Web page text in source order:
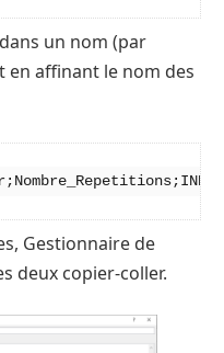
un nom (par
en affinant le nom des
Gestionnaire de
deux copier-coller.